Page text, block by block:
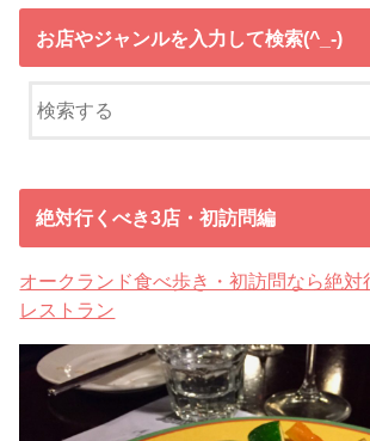
お店やジャンルを入力して検索(^_-)
絶対行くべき3店・初訪問編
オークランド食べ歩き・初訪問なら絶対
レストラン